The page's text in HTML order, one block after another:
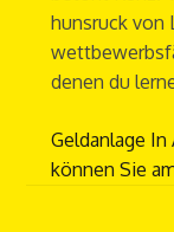
hunsruck von
denen du
Geldanlage
können Sie